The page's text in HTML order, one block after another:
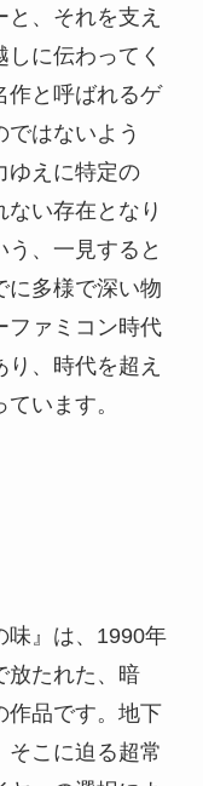
、それを支え
に伝わってく
作と呼ばれるゲ
はないよう
ゆえに特定の
ない存在となり
う、一見すると
に多様で深い物
ファミコン時代
、時代を超え
います。
味』は、1990年
放たれた、暗
作品です。地下
そこに迫る超常